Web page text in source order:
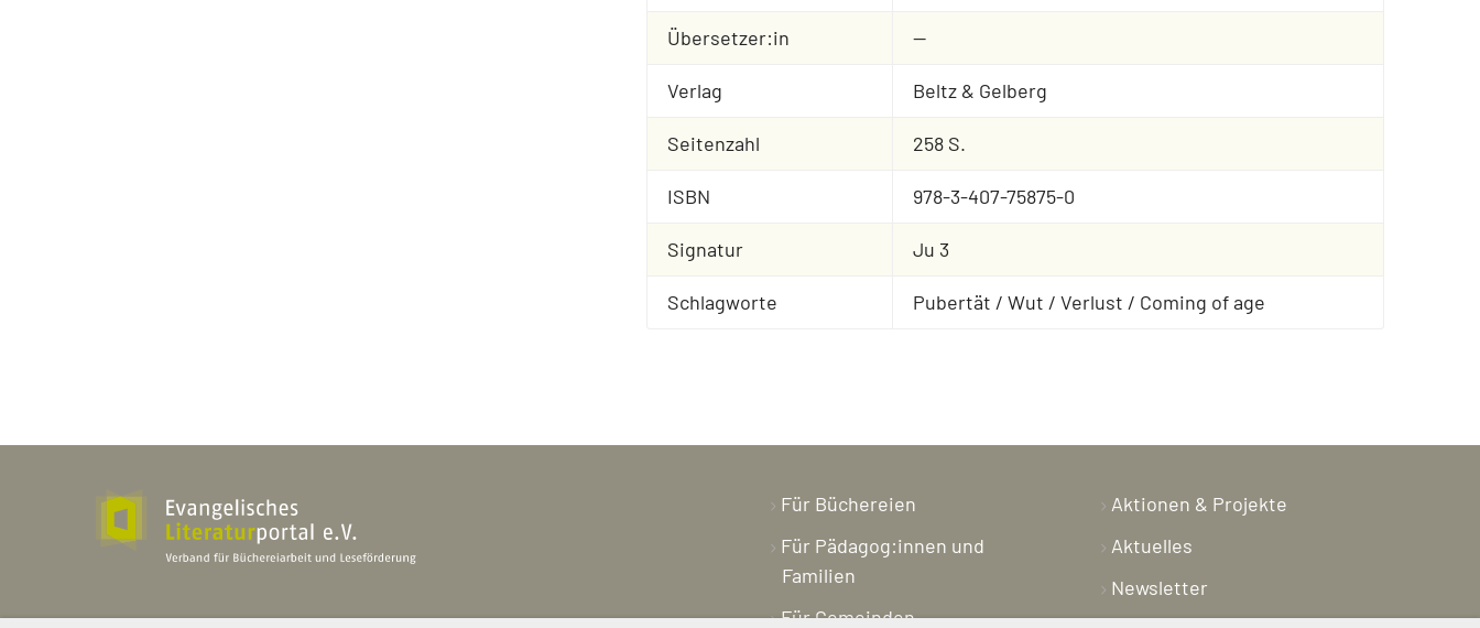
Übersetzer:in --
Verlag Beltz & Gelberg
Seitenzahl 258 S.
ISBN 978-3-407-75875-0
Signatur Ju 3
Schlagworte Pubertät / Wut / Verlust / Coming of age
Für Büchereien
Für Pädagog:innen und
Familien
Für Gemeinden
Aktionen & Projekte
Aktuelles
Newsletter